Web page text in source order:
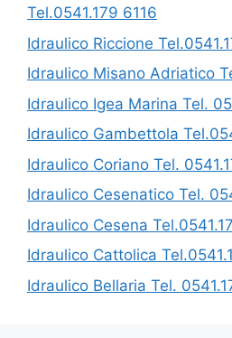
Tel.0541.179 6116
Idraulico Riccione
Idraulico Misano Adriatico
Idraulico Igea Marina Tel.
Idraulico Gambettola
Idraulico Coriano Tel.
Idraulico Cesenatico Tel.
Idraulico Cesena
Idraulico Cattolica
Idraulico Bellaria Tel.